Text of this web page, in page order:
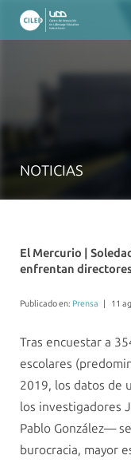
NOTICIAS
El Mercurio |
enfrentan
Publicado en: Prensa | 11
Tras encuestar a
escolares
2019, los datos de
los investigadores
Pablo González—
burocracia, mayor